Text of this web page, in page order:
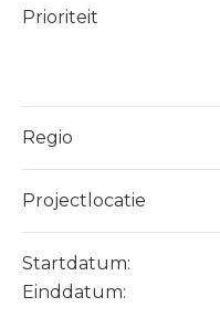
Prioriteit
Regio
Projectlocatie
Startdatum:
Einddatum: